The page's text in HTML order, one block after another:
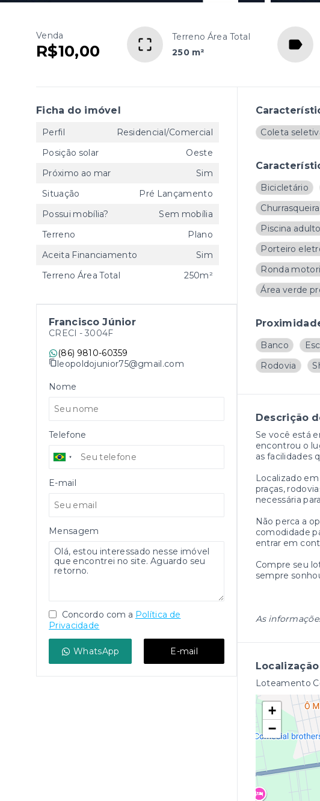
Venda
R$10,00
Terreno Área Total
250 m²
Coleta
Bicicletário
Churrasqueira
Piscina adulto
Porteiro
Ronda
Área verde
Banco
Rodovia
Descrição
Se você está
encontrou o
as facilidades
Localizado
praças,
necessária
Não perca a
comodidade
entrar em
Compre seu
sempre
As
Localização
Loteamento
+
−
Ficha do imóvel
Perfil
Residencial/Comercial
Posição solar
Oeste
Próximo ao mar
Sim
Situação
Pré Lançamento
Possui mobília?
Sem mobília
Terreno
Plano
Aceita Financiamento
Sim
Terreno Área Total
250m²
Francisco Júnior
CRECI - 3004F
(86) 9810-60359
leopoldojunior75@gmail.com
Nome
Telefone
E-mail
Mensagem
Concordo com a Política de
Privacidade
WhatsApp E-mail